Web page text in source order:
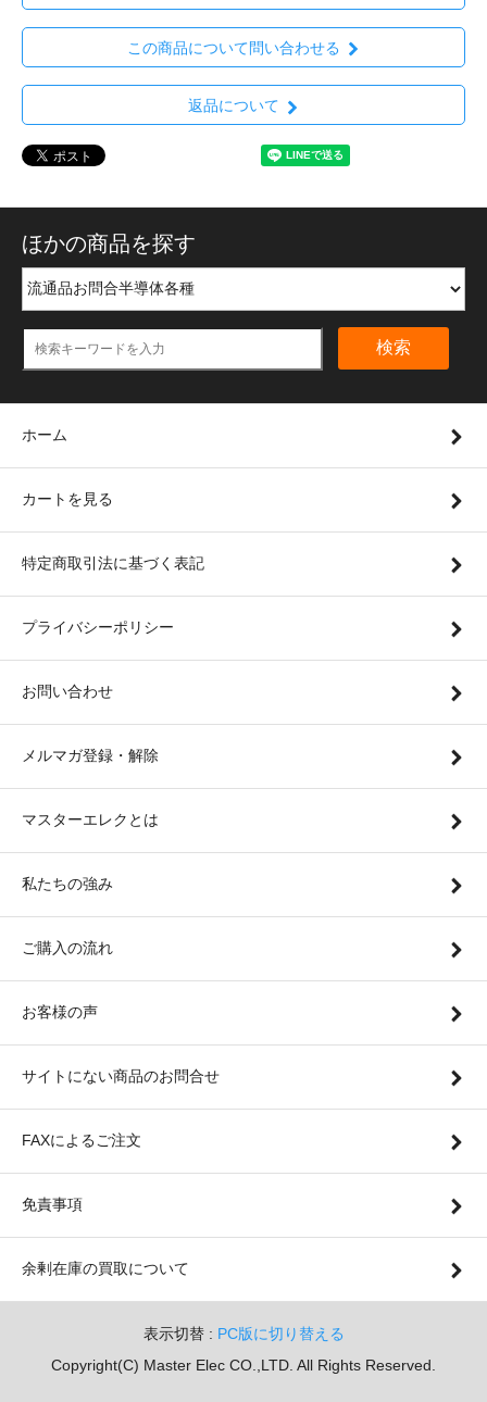
この商品について問い合わせる
返品について
ほかの商品を探す
検索
ホーム
カートを見る
特定商取引法に基づく表記
プライバシーポリシー
お問い合わせ
メルマガ登録・解除
マスターエレクとは
私たちの強み
ご購入の流れ
お客様の声
サイトにない商品のお問合せ
FAXによるご注文
免責事項
余剰在庫の買取について
表示切替 : PC版に切り替える
Copyright(C) Master Elec CO.,LTD. All Rights Reserved.